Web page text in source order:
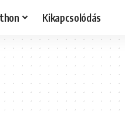
Kikapcsolódás